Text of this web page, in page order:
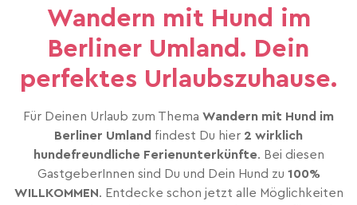
Wandern mit Hund im
Berliner Umland. Dein
perfektes Urlaubszuhause.
Für Deinen Urlaub zum Thema Wandern mit Hund im
Berliner Umland findest Du hier 2 wirklich
hundefreundliche Ferienunterkünfte. Bei diesen
GastgeberInnen sind Du und Dein Hund zu 100%
WILLKOMMEN. Entdecke schon jetzt alle Möglichkeiten